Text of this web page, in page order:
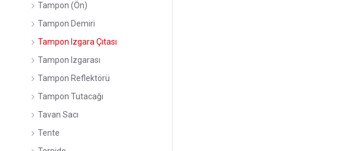
Tampon (Ön)
Tampon Demiri
Tampon Izgara Çıtası
Tampon Izgarası
Tampon Reflektörü
Tampon Tutacağı
Tavan Sacı
Tente